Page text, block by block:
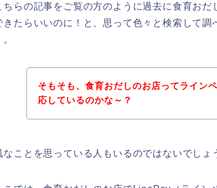
ちらの記事をご覧の方のように過去に食育おだ
きたらいいのに！と、思って色々と検索して調
そもそも、食育おだしのお店ってライン
応しているのかな～？
なことを思っている人もいるのではないでしょ